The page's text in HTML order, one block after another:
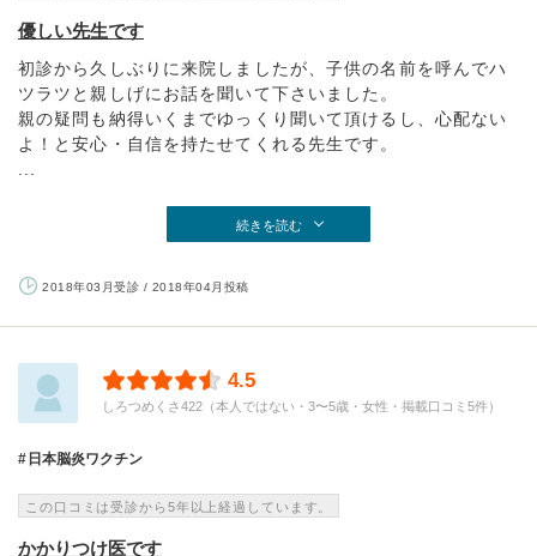
優しい先生です
初診から久しぶりに来院しましたが、子供の名前を呼んでハ
ツラツと親しげにお話を聞いて下さいました。
親の疑問も納得いくまでゆっくり聞いて頂けるし、心配ない
よ！と安心・自信を持たせてくれる先生です。
続きを読む
2018年03月受診 / 2018年04月投稿
4.5
しろつめくさ422（本人ではない・3〜5歳・女性・掲載口コミ5件）
日本脳炎ワクチン
この口コミは受診から5年以上経過しています。
かかりつけ医です